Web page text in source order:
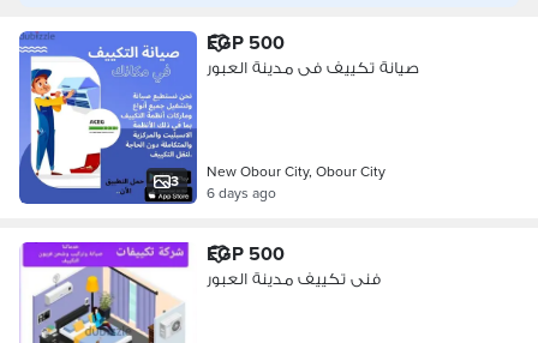
3
EGP 500
صيانة تكييف فى مدينة العبور
New Obour City, Obour City
6 days ago
EGP 500
فنى تكييف مدينة العبور